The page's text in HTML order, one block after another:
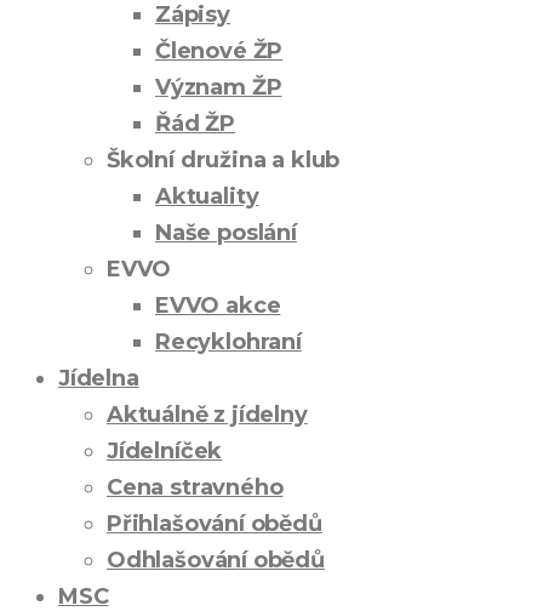
Zápisy
Členové ŽP
Význam ŽP
Řád ŽP
Školní družina a klub
Aktuality
Naše poslání
EVVO
EVVO akce
Recyklohraní
Jídelna
Aktuálně z jídelny
Jídelníček
Cena stravného
Přihlašování obědů
Odhlašování obědů
MSC